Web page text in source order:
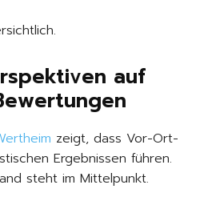
auf
zeigt, dass Vor-Ort-
Ergebnissen führen.
steht im Mittelpunkt.